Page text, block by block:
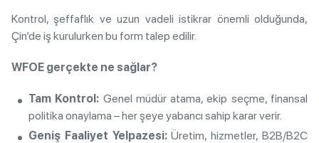
Kontrol, şeffaflık ve uzun vadeli istikrar önemli olduğunda,
Çin’de iş kurulurken bu form talep edilir.
WFOE gerçekte ne sağlar?
Tam Kontrol: Genel müdür atama, ekip seçme, finansal
politika onaylama – her şeye yabancı sahip karar verir.
Geniş Faaliyet Yelpazesi:Üretim, hizmetler, B2B/B2C